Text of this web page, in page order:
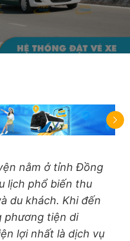
nằm ở tỉnh Đồng
lịch phổ biến thu
du khách. Khi đến
phương tiện di
lợi nhất là dịch vụ